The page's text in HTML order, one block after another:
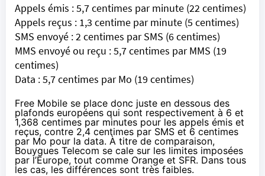
Appels émis : 5,7 centimes par minute (22 centimes)
Appels reçus : 1,3 centime par minute (5 centimes)
SMS envoyé : 2 centimes par SMS (6 centimes)
MMS envoyé ou reçu : 5,7 centimes par MMS (19
centimes)
Data : 5,7 centimes par Mo (19 centimes)
Free Mobile se place donc juste en dessous des
plafonds européens qui sont respectivement à 6 et
1,368 centimes par minutes pour les appels émis et
reçus, contre 2,4 centimes par SMS et 6 centimes
par Mo pour la data. À titre de comparaison,
Bouygues Telecom se cale sur les limites imposées
par l’Europe, tout comme Orange et SFR. Dans tous
les cas, les différences sont très faibles.